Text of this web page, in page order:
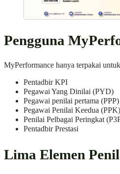
Pengguna
MyPerformance hanya terpakai
Pentadbir KPI
Pegawai Yang Dinilai (PYD)
Pegawai penilai pertama (PPP)
Pegawai Penilai Keedua (PPK)
Penilai Pelbagai Peringkat
Pentadbir Prestasi
Lima Elemen